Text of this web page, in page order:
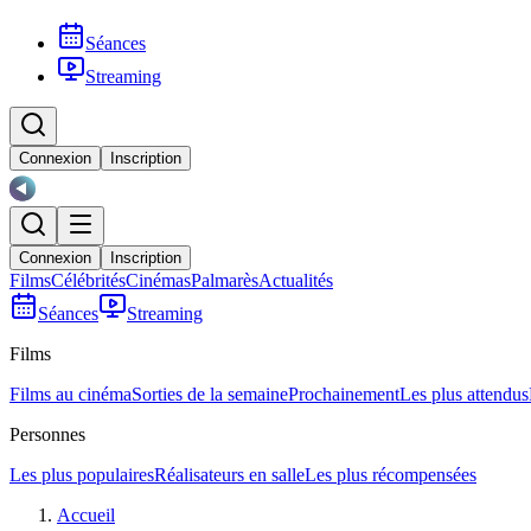
Séances
Streaming
Connexion Inscription
Connexion Inscription
FilmsCélébritésCinémasPalmarèsActualités
Séances
Streaming
Films
Films au cinémaSorties de la semaineProchainementLes plus attendus
Personnes
Les plus populairesRéalisateurs en salleLes plus récompensées
Accueil